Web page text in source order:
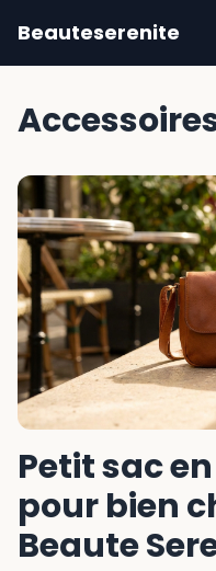
Beauteserenite
Petit sac
pour bien
Beaute